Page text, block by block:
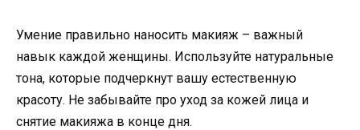
Умение правильно наносить макияж – важный
навык каждой женщины. Используйте натуральные
тона, которые подчеркнут вашу естественную
красоту. Не забывайте про уход за кожей лица и
снятие макияжа в конце дня.